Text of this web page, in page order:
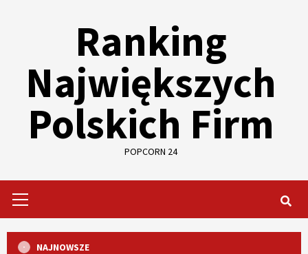
Ranking
Największych
Polskich Firm
POPCORN 24
Menu
NAJNOWSZE